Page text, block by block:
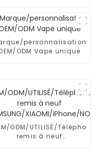
pour l'intelligence
personnalisation
ODM Vape unique
ODM/UTILISÉ/Téléphone
remis à neuf